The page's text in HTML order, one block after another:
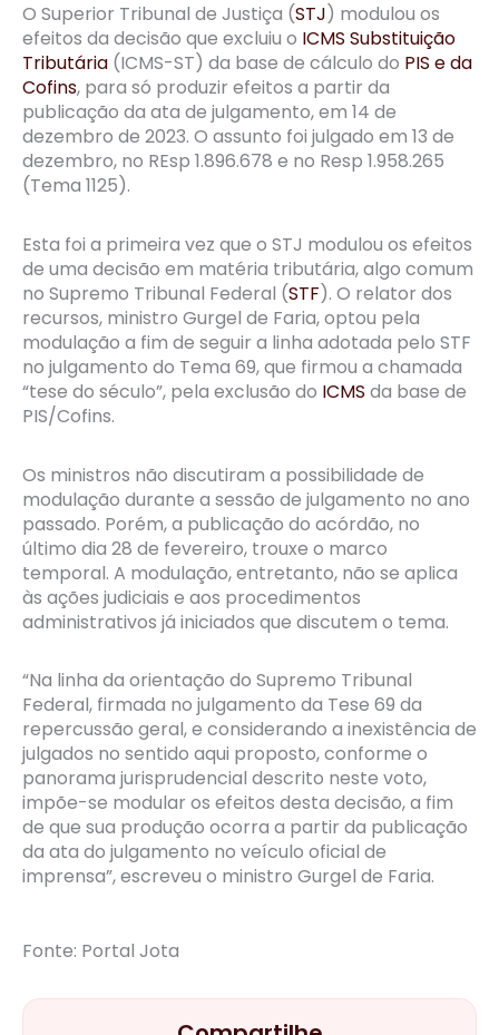
O Superior Tribunal de Justiça (STJ) modulou os
efeitos da decisão que excluiu o ICMS Substituição
Tributária (ICMS-ST) da base de cálculo do PIS e da
Cofins, para só produzir efeitos a partir da
publicação da ata de julgamento, em 14 de
dezembro de 2023. O assunto foi julgado em 13 de
dezembro, no REsp 1.896.678 e no Resp 1.958.265
(Tema 1125).
Esta foi a primeira vez que o STJ modulou os efeitos
de uma decisão em matéria tributária, algo comum
no Supremo Tribunal Federal (STF). O relator dos
recursos, ministro Gurgel de Faria, optou pela
modulação a fim de seguir a linha adotada pelo STF
no julgamento do Tema 69, que firmou a chamada
“tese do século”, pela exclusão do ICMS da base de
PIS/Cofins.
Os ministros não discutiram a possibilidade de
modulação durante a sessão de julgamento no ano
passado. Porém, a publicação do acórdão, no
último dia 28 de fevereiro, trouxe o marco
temporal. A modulação, entretanto, não se aplica
às ações judiciais e aos procedimentos
administrativos já iniciados que discutem o tema.
“Na linha da orientação do Supremo Tribunal
Federal, firmada no julgamento da Tese 69 da
repercussão geral, e considerando a inexistência de
julgados no sentido aqui proposto, conforme o
panorama jurisprudencial descrito neste voto,
impõe-se modular os efeitos desta decisão, a fim
de que sua produção ocorra a partir da publicação
da ata do julgamento no veículo oficial de
imprensa”, escreveu o ministro Gurgel de Faria.
Fonte: Portal Jota